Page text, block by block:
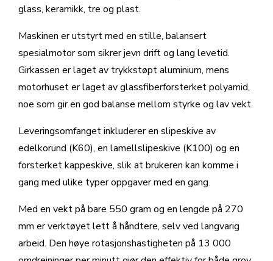
glass, keramikk, tre og plast.
Maskinen er utstyrt med en stille, balansert
spesialmotor som sikrer jevn drift og lang levetid.
Girkassen er laget av trykkstøpt aluminium, mens
motorhuset er laget av glassfiberforsterket polyamid,
noe som gir en god balanse mellom styrke og lav vekt.
Leveringsomfanget inkluderer en slipeskive av
edelkorund (K60), en lamellslipeskive (K100) og en
forsterket kappeskive, slik at brukeren kan komme i
gang med ulike typer oppgaver med en gang.
Med en vekt på bare 550 gram og en lengde på 270
mm er verktøyet lett å håndtere, selv ved langvarig
arbeid. Den høye rotasjonshastigheten på 13 000